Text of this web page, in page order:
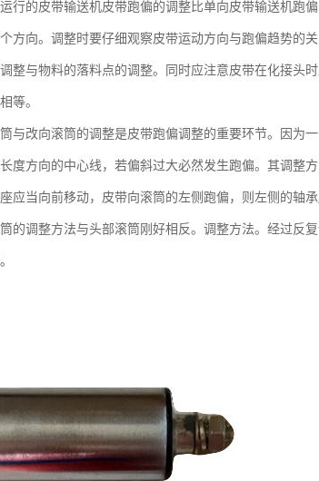
行的皮带输送机皮带跑偏的调整比单向皮带输送机跑
方向。调整时要仔细观察皮带运动方向与跑偏趋势的
整与物料的落料点的调整。同时应注意皮带在化接头
等。
与改向滚筒的调整是皮带跑偏调整的重要环节。因为
度方向的中心线，若偏斜过大必然发生跑偏。其调整
应当向前移动，皮带向滚筒的左侧跑偏，则左侧的轴
的调整方法与头部滚筒刚好相反。调整方法。经过反